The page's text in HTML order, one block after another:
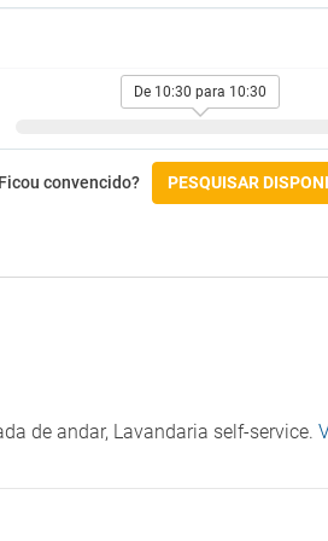
paga
Cadeiras altas
Churrasqueira / grill
Menu infantil
Menu para diabéticos (sob
Parque aquático
Check-in/Check-out
De 10:30 para 10:30
Ficou convencido? PESQUISAR
de andar, Lavandaria self-service.